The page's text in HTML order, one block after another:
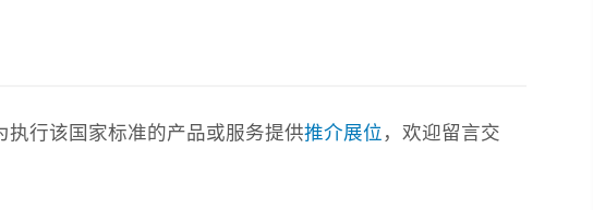
行该国家标准的产品或服务提供推介展位 ，欢迎留言交